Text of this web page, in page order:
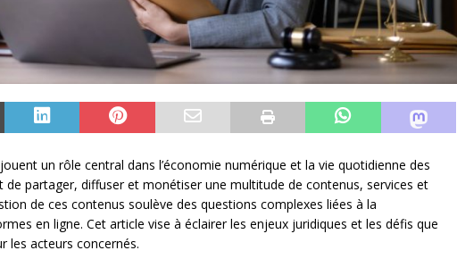
un rôle central dans l’économie numérique et la vie quotidienne des
de partager, diffuser et monétiser une multitude de contenus, services et
de ces contenus soulève des questions complexes liées à la
en ligne. Cet article vise à éclairer les enjeux juridiques et les défis que
les acteurs concernés.